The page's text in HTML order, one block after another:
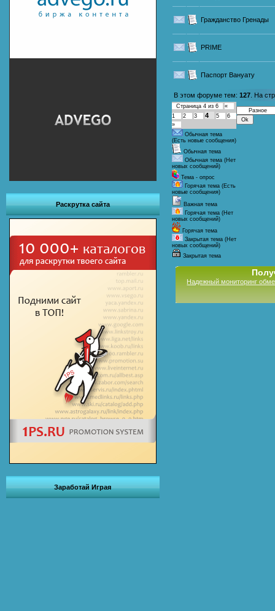
Раскрутка сайта
Заработай Играя
Гражданство Гренады
PRIME
Паспорт Вануату
В этом форуме тем: 127 . На
Страница 4 из 6
«
1
2 3 4 5
6
»
Обычная тема
(Есть новые сообщения)
Обычная тема
Обычная тема (Нет
новых сообщений)
Тема - опрос
Горячая тема (Есть
новые сообщения)
Важная тема
Горячая тема (Нет
новых сообщений)
Горячая тема
Закрытая тема (Нет
новых сообщений)
Закрытая тема
Надежный мониторинг